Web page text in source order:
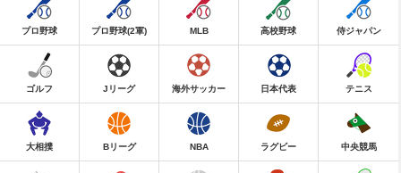
プロ野球 プロ野球(2軍) MLB 高校野球 侍ジャパン
ゴルフ Jリーグ 海外サッカー 日本代表 テニス
大相撲 Bリーグ NBA ラグビー 中央競馬